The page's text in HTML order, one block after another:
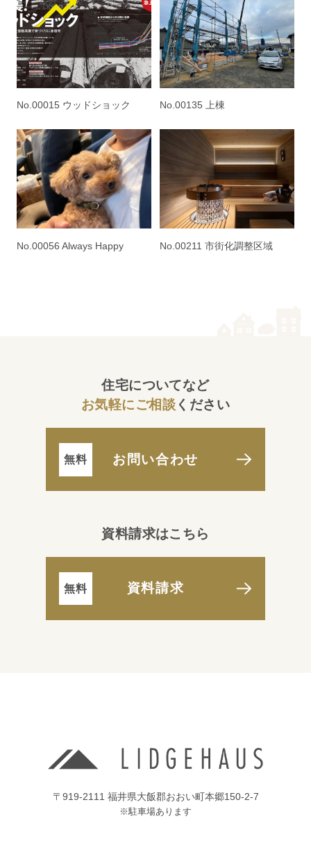
No.00015 ウッドショック No.00135 上棟
No.00056 Always Happy No.00211 市街化調整区域
住宅についてなど
お気軽にご相談 ください
お問い合わせ
資料請求はこちら
資料請求
〒919-2111 福井県大飯郡おおい町本郷150-2-7
※駐車場あります